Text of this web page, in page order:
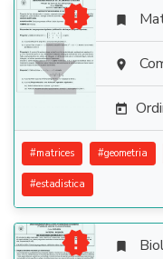

 


#matrices #geometria
#estadistica
 